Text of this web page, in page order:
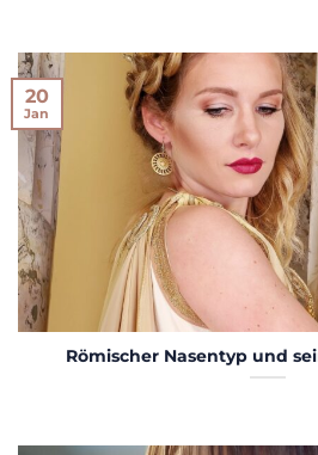
Römischer Nasentyp und
20
Jan